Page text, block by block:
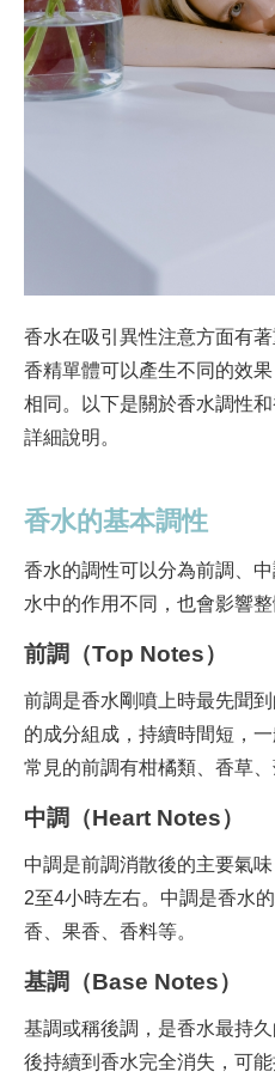
香水在吸引異性注意方面有
香精單體可以產生不同的效
相同。以下是關於香水調性
詳細說明。
香水的基本調性
香水的調性可以分為前調、
水中的作用不同，也會影響整
前調（Top Notes）
前調是香水剛噴上時最先聞
的成分組成，持續時間短，
常見的前調有柑橘類、香草、
中調（Heart Notes）
中調是前調消散後的主要氣
2至4小時左右。中調是香水
香、果香、香料等。
基調（Base Notes）
基調或稱後調，是香水最持
後持續到香水完全消失，可